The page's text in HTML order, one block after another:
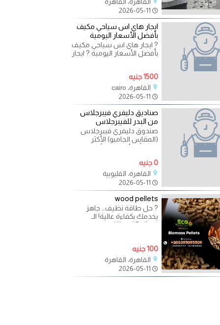
2026-05-11
ايجار هاي اس سياحي مكيف
بأفضل الأسعار اليومية
? ايجار هاي اس سياحي مكيف
بأفضل الأسعار اليومية ? ايجار
1500 جنيه
القاهرة، cairo
2026-05-11
صناديق دليفري فيبرجلاس
من البدر للفيبرجلاس
صندوق دليفري فيبرجلاس
(المقاس الجامبو) الأكثر
اتساعاً والأقوى تحملاً، مصمم
0 جنيه
القاهرة، القليوبية
2026-05-11
wood pellets
? حل طاقة نظيف… جاهز
يخدمك بكفاءة عالية! الـ
Wood Pellets بقى اختيار
100 جنيه
القاهرة، القاهرة
2026-05-11